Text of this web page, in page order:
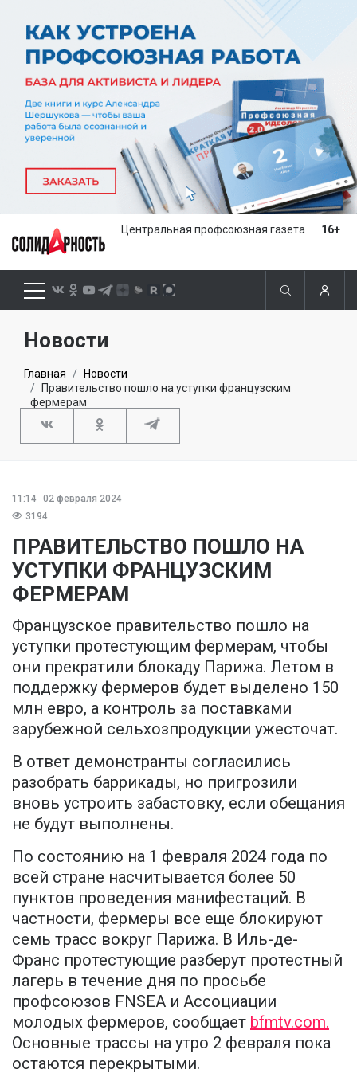
Центральная профсоюзная газета 16+
Новости
Главная
Новости
Правительство пошло на уступки французским
фермерам
11:14
02 февраля 2024
3194
ПРАВИТЕЛЬСТВО ПОШЛО НА
УСТУПКИ ФРАНЦУЗСКИМ
ФЕРМЕРАМ
Французское правительство пошло на
уступки протестующим фермерам, чтобы
они прекратили блокаду Парижа. Летом в
поддержку фермеров будет выделено 150
млн евро, а контроль за поставками
зарубежной сельхозпродукции ужесточат.
В ответ демонстранты согласились
разобрать баррикады, но пригрозили
вновь устроить забастовку, если обещания
не будут выполнены.
По состоянию на 1 февраля 2024 года по
всей стране насчитывается более 50
пунктов проведения манифестаций. В
частности, фермеры все еще блокируют
семь трасс вокруг Парижа. В Иль-де-
Франс протестующие разберут протестный
лагерь в течение дня по просьбе
профсоюзов FNSEA и Ассоциации
молодых фермеров, сообщает bfmtv.com.
Основные трассы на утро 2 февраля пока
остаются перекрытыми.